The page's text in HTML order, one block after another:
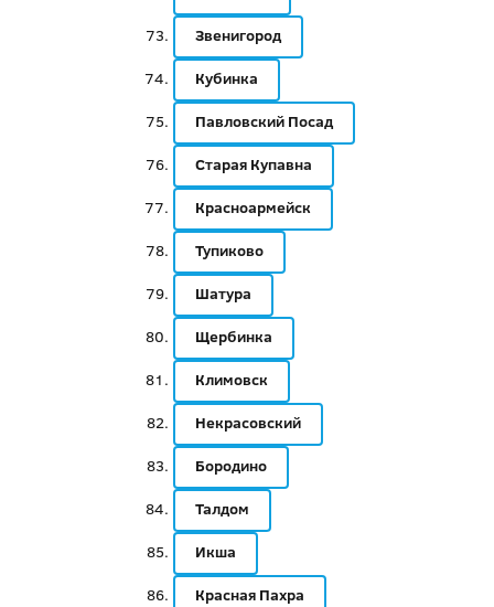
Звенигород
Кубинка
Павловский Посад
Старая Купавна
Красноармейск
Тупиково
Шатура
Щербинка
Климовск
Некрасовский
Бородино
Талдом
Икша
Красная Пахра